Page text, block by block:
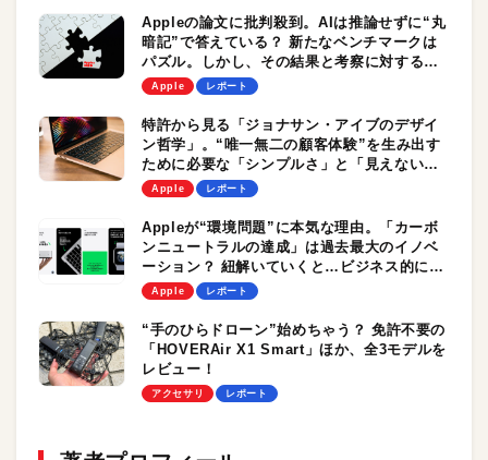
Appleの論文に批判殺到。AIは推論せずに“丸
暗記”で答えている？ 新たなベンチマークは
パズル。しかし、その結果と考察に対する反
論も
Apple レポート
特許から見る「ジョナサン・アイブのデザイ
ン哲学」。“唯一無二の顧客体験”を生み出す
ために必要な「シンプルさ」と「見えない機
能」とは？
Apple レポート
Appleが“環境問題”に本気な理由。「カーボ
ンニュートラルの達成」は過去最大のイノベ
ーション？ 紐解いていくと…ビジネス的にも
かなりアリ
Apple レポート
“手のひらドローン”始めちゃう？ 免許不要の
「HOVERAir X1 Smart」ほか、全3モデルを
レビュー！
アクセサリ レポート